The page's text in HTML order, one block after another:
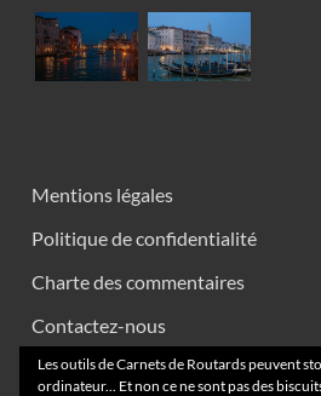
Mentions légales
Politique de confidentialité
Charte des commentaires
Contactez-nous
Les outils de Carnets de Routards peuvent
ordinateur... Et non ce ne sont pas des